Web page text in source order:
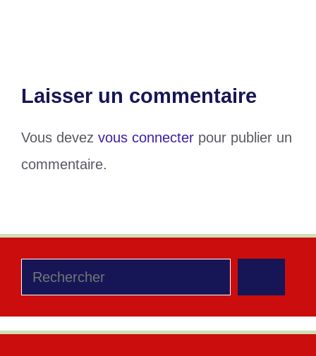
Laisser un commentaire
Vous devez vous connecter pour publier un
commentaire.
Rechercher